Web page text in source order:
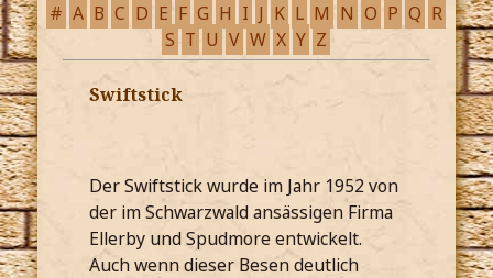
# A B C D E F G H I J K L M N O P Q R
S T U V W X Y Z
Swiftstick
Der Swiftstick wurde im Jahr 1952 von
der im Schwarzwald ansässigen Firma
Ellerby und Spudmore entwickelt.
Auch wenn dieser Besen deutlich